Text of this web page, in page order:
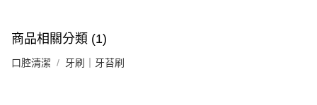
商品相關分類 (1)
口腔清潔 牙刷｜牙苔刷